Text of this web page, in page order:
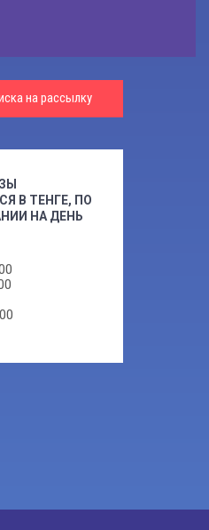
на рассылку
В ТЕНГЕ, ПО
НА ДЕНЬ